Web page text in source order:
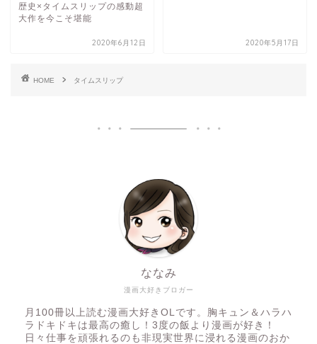
歴史×タイムスリップの感動超
大作を今こそ堪能
2020年6月12日 2020年5月17日
HOME タイムスリップ
漫画大好きブロガー
ななみ
月100冊以上読む漫画大好きOLです。胸キュン＆ハラハ
ラドキドキは最高の癒し！3度の飯より漫画が好き！
日々仕事を頑張れるのも非現実世界に浸れる漫画のおか